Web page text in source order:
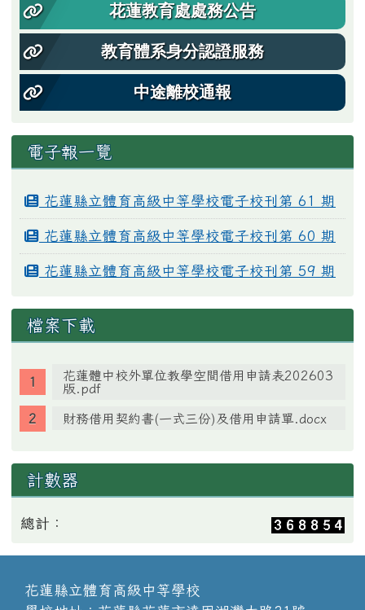
花蓮教育處處務公告
教育體系身分認證服務
中途離校通報
電子報一覽
花蓮縣立體育高級中等學校電子校刊第 61 期
花蓮縣立體育高級中等學校電子校刊第 60 期
花蓮縣立體育高級中等學校電子校刊第 59 期
檔案下載
花蓮體中校外單位教學空間借用申請表202603
版.pdf
財務借用契約書(一式三份)及借用申請單.docx
計數器
總計：
花蓮縣立體育高級中等學校